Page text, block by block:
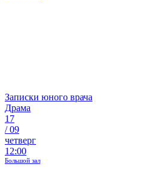
Записки юного врача
Драма
17
/09
четверг
12:00
Большой зал